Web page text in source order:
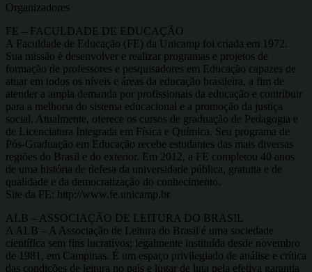
Organizadores
FE – FACULDADE DE EDUCAÇÃO
A Faculdade de Educação (FE) da Unicamp foi criada em 1972.
Sua missão é desenvolver e realizar programas e projetos de
formação de professores e pesquisadores em Educação capazes de
atuar em todos os níveis e áreas da educação brasileira, a fim de
atender a ampla demanda por profissionais da educação e contribuir
para a melhoria do sistema educacional e a promoção da justiça
social. Atualmente, oferece os cursos de graduação de Pedagogia e
de Licenciatura Integrada em Física e Química. Seu programa de
Pós-Graduação em Educação recebe estudantes das mais diversas
regiões do Brasil e do exterior. Em 2012, a FE completou 40 anos
de uma história de defesa da universidade pública, gratuita e de
qualidade e da democratização do conhecimento.
Site da FE: http://www.fe.unicamp.br
ALB – ASSOCIAÇÃO DE LEITURA DO BRASIL
A ALB – A Associação de Leitura do Brasil é uma sociedade
científica sem fins lucrativos; legalmente instituída desde novembro
de 1981, em Campinas. É um espaço privilegiado de análise e crítica
das condições de leitura no país e lugar de luta pela efetiva garantia